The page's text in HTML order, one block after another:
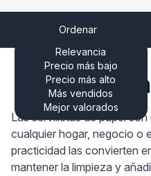
Ordenar
Relevancia
Precio más bajo
Precio más alto
Más vendidos
Mejor valorados
Las servilletas de papel
cualquier hogar, negocio o
practicidad las convierten
mantener la limpieza y